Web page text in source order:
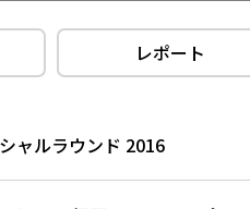
レポート
ャルラウンド 2016